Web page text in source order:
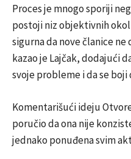
Proces je mnogo sporiji
postoji niz objektivnih
sigurna da nove članice
kazao je Lajčak, dodajući
svoje probleme i da se boji
Komentarišući ideju
poručio da ona nije
jednako ponuđena svim